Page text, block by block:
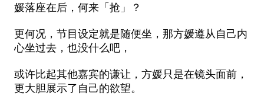
媛落座在后，何来「抢」？
更何况，节目设定就是随便坐，那方媛遵从自己内
心坐过去，也没什么吧，
或许比起其他嘉宾的谦让，方媛只是在镜头面前，
更大胆展示了自己的欲望。